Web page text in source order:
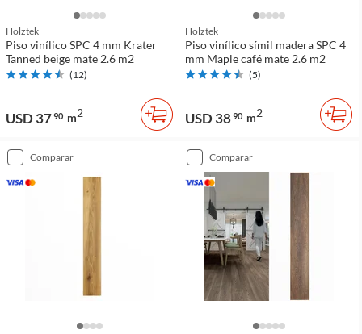
Holztek
Piso vinílico SPC 4 mm Krater
Tanned beige mate 2.6 m2
(12)
USD 3790 m2
Holztek
Piso vinílico símil madera SPC 4
mm Maple café mate 2.6 m2
(5)
USD 3890 m2
comparar comparar